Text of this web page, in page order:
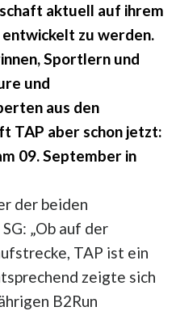
aktuell auf ihrem
zu werden.
Sportlern und
und
aus den
TAP aber schon jetzt:
09. September in
der beiden
„Ob auf der
TAP ist ein
zeigte sich
B2Run